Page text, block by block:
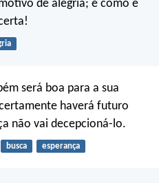
de alegria; e como é
será boa para a sua
haverá futuro
não vai decepcioná-lo.
busca esperança